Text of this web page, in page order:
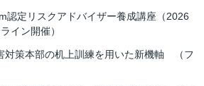
認定リスクアドバイザー養成講座（2026
イン開催）
対策本部の机上訓練を用いた新機軸 （フ